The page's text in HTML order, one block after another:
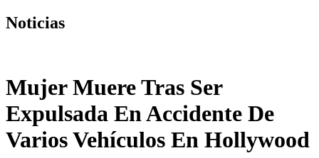
Noticias
Mujer Muere Tras Ser
Expulsada En Accidente De
Varios Vehículos En Hollywood